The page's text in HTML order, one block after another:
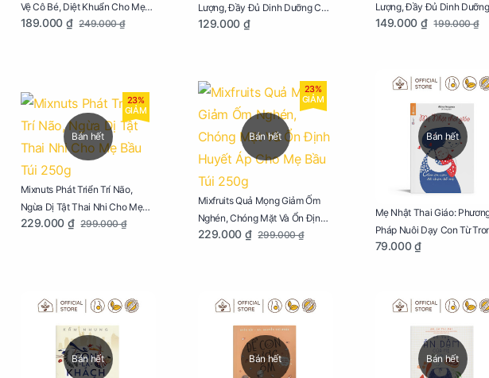
Vệ Cô Bé, Diệt Khuẩn Cho Mẹ
Bầu Chai 100ml
189.000 ₫ 249.000 ₫
Lượng, Đầy Đủ Dinh Dưỡng Cho
Mẹ Bầu Hũ 250g
129.000 ₫
Lượng, Đầy Đủ Dinh
Mẹ Bầu Túi 250g
149.000 ₫ 199.000 ₫
Bán hết
23%
GIẢM
Mixnuts Phát Triển Trí Não,
Ngừa Dị Tật Thai Nhi Cho Mẹ
Bầu Túi 250g
229.000 ₫ 299.000 ₫
Bán hết
23%
GIẢM
Mixfruits Quả Mọng Giảm Ốm
Nghén, Chóng Mặt Và Ổn Định
Huyết Áp Cho Mẹ Bầu Túi 250g
229.000 ₫ 299.000 ₫
Bán hết
Mẹ Nhật Thai Giáo:
Pháp Nuôi Dạy Con Từ
Bụng Mẹ
79.000 ₫
Bán hết Bán hết Bán hết